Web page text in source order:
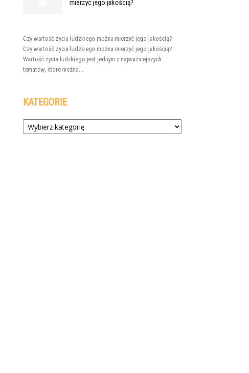
mierzyć jego jakością?
Czy wartość życia ludzkiego można mierzyć jego jakością?
Czy wartość życia ludzkiego można mierzyć jego jakością?
Wartość życia ludzkiego jest jednym z najważniejszych
tematów, które można...
KATEGORIE
Kategorie